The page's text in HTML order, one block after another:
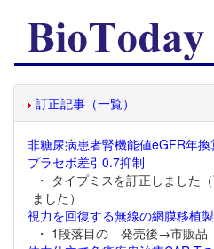
訂正記事（一覧）
非糖尿病患者腎機能値eGFR年
プラセボ差引0.7抑制
・ タイプミスを訂正しました
ました）
視力を回復する無線の網膜移植
・ 1段落目の 発売後→市販品